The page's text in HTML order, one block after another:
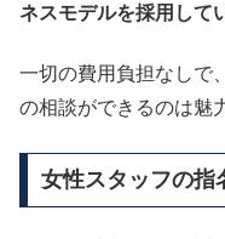
ネスモデルを採用して
一切の費用負担なしで
の相談ができるのは魅
女性スタッフの指